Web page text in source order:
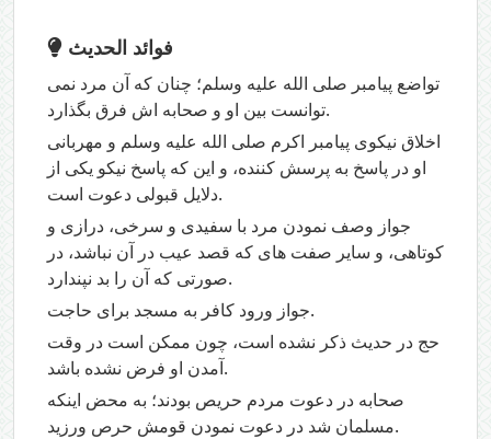
فوائد الحديث
تواضع پیامبر صلی الله علیه وسلم؛ چنان که آن مرد نمی
توانست بین او و صحابه اش فرق بگذارد.
اخلاق نیکوی پیامبر اکرم صلی الله علیه وسلم و مهربانی
او در پاسخ به پرسش کننده، و این که پاسخ نیکو یکی از
دلایل قبولی دعوت است.
جواز وصف نمودن مرد با سفیدی و سرخی، درازی و
کوتاهی، و سایر صفت های که قصد عیب در آن نباشد، در
صورتی که آن را بد نپندارد.
جواز ورود کافر به مسجد برای حاجت.
حج در حديث ذكر نشده است، چون ممكن است در وقت
آمدن او فرض نشده باشد.
صحابه در دعوت مردم حریص بودند؛ به محض اینکه
مسلمان شد در دعوت نمودن قومش حرص ورزید.